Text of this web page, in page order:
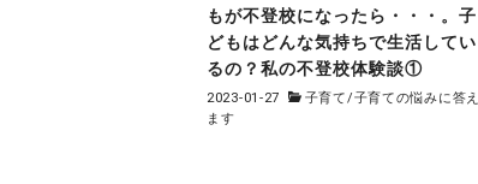
もが不登校になったら・・・。子
どもはどんな気持ちで生活してい
るの？私の不登校体験談①
2023-01-27 子育て/子育ての悩みに答え
ます